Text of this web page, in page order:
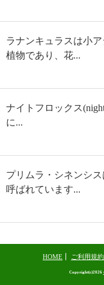
ラナンキュラスは小
植物であり、花...
ナイトフロックス
に...
プリムラ・シネンシ
呼ばれています...
HOME ご利用規約
Copyright(c)2026